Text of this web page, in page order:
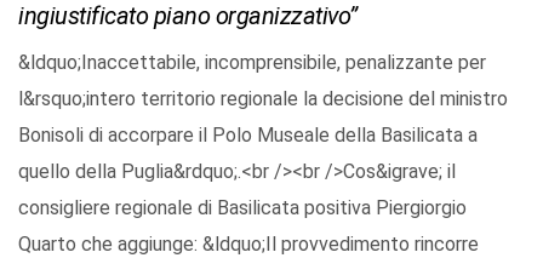
ingiustificato piano organizzativo”
&ldquo;Inaccettabile, incomprensibile, penalizzante per
l&rsquo;intero territorio regionale la decisione del ministro
Bonisoli di accorpare il Polo Museale della Basilicata a
quello della Puglia&rdquo;.<br /><br />Cos&igrave; il
consigliere regionale di Basilicata positiva Piergiorgio
Quarto che aggiunge: &ldquo;Il provvedimento rincorre